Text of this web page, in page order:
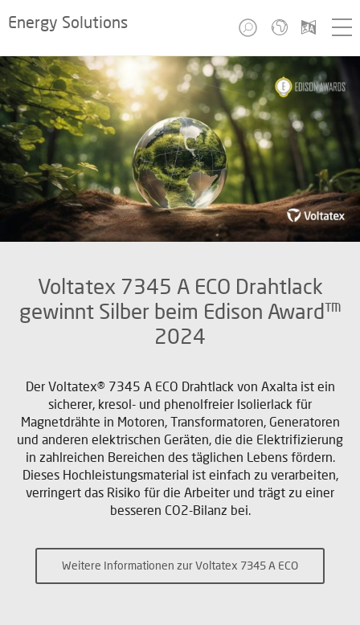
Energy Solutions
Voltatex 7345 A ECO Drahtlack
gewinnt Silber beim Edison Award™
2024
Der Voltatex® 7345 A ECO Drahtlack von Axalta ist ein
sicherer, kresol- und phenolfreier Isolierlack für
Magnetdrähte in Motoren, Transformatoren, Generatoren
und anderen elektrischen Geräten, die die Elektrifizierung
in zahlreichen Bereichen des täglichen Lebens fördern.
Dieses Hochleistungsmaterial ist einfach zu verarbeiten,
verringert das Risiko für die Arbeiter und trägt zu einer
besseren CO2-Bilanz bei.
Weitere Informationen zur Voltatex 7345 A ECO